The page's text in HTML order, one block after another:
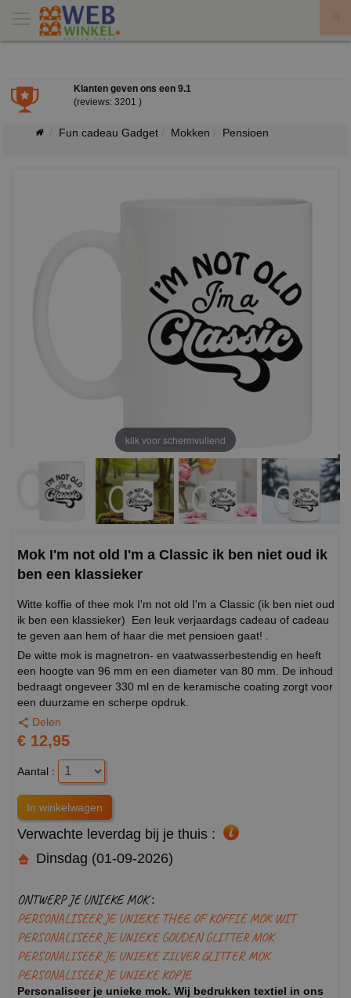
Klanten geven ons een 9.1
(reviews: 3201 )
Fun cadeau Gadget Mokken Pensioen
klik voor schermvullend
Mok I'm not old I'm a Classic ik ben niet oud ik
ben een klassieker
Witte koffie of thee mok I'm not old I'm a Classic (ik ben niet oud
ik ben een klassieker) Een leuk verjaardags cadeau of cadeau
te geven aan hem of haar die met pensioen gaat! .
De witte mok is magnetron- en vaatwasserbestendig en heeft
een hoogte van 96 mm en een diameter van 80 mm. De inhoud
bedraagt ongeveer 330 ml en de keramische coating zorgt voor
een duurzame en scherpe opdruk.
Delen
€ 12,95
Aantal :
Verwachte leverdag bij je thuis :
Dinsdag (01-09-2026)
ONTWERP JE UNIEKE MOK :
PERSONALISEER JE UNIEKE THEE OF KOFFIE MOK WIT
PERSONALISEER JE UNIEKE GOUDEN GLITTER MOK
PERSONALISEER JE UNIEKE ZILVER GLITTER MOK
PERSONALISEER JE UNIEKE KOPJE
Personaliseer je unieke mok. Wij bedrukken textiel in ons